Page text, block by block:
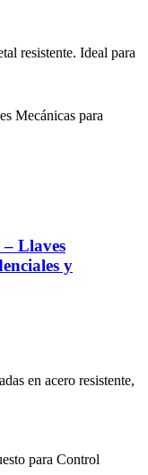
resistente. Ideal para
Llaves
y
en acero resistente,